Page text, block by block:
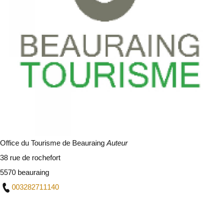
Office du Tourisme de Beauraing Auteur
38 rue de rochefort
5570 beauraing
003282711140